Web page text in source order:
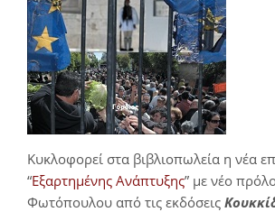
Κυκλοφορεί στα βιβλιοπωλεία η νέα
“Εξαρτημένης Ανάπτυξης” με νέο
Φωτόπουλου από τις εκδόσεις